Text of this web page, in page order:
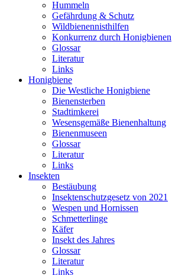
Hummeln
Gefährdung & Schutz
Wildbienennisthilfen
Konkurrenz durch Honigbienen
Glossar
Literatur
Links
Honigbiene
Die Westliche Honigbiene
Bienensterben
Stadtimkerei
Wesensgemäße Bienenhaltung
Bienenmuseen
Glossar
Literatur
Links
Insekten
Bestäubung
Insektenschutzgesetz von 2021
Wespen und Hornissen
Schmetterlinge
Käfer
Insekt des Jahres
Glossar
Literatur
Links